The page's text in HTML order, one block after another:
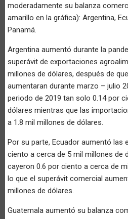
moderadamente su balanza
amarillo en la gráfica): Argentina,
Panamá.
Argentina aumentó durante la
superávit de exportaciones
millones de dólares, después de
aumentaran durante marzo – julio
periodo de 2019 tan solo 0.14 por
dólares mientras que las
a 1.8 mil millones de dólares.
Por su parte, Ecuador aumentó las
ciento a cerca de 5 mil millones de
cayeron 0.6 por ciento a cerca de
lo que el superávit comercial
millones de dólares.
Guatemala aumentó su balanza